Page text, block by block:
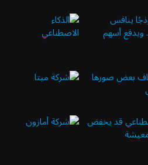
على رخصة مزاولة
تطوير للبيئة
في أسبوعين بدعم
قرب أدنى مستوياته
ينافس
ويدفع أسهم
بعض صورها
قد يخفض